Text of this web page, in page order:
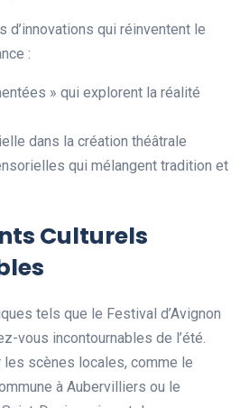
qui réinventent le
:
» qui explorent la réalité
dans la création théâtrale
qui mélangent tradition et
Culturels
tels que le Festival d’Avignon
vous incontournables de l’été.
les scènes locales, comme le
à Aubervilliers ou le